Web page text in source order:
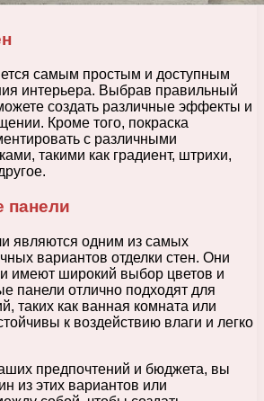
самым простым и доступным
интерьера. Выбрав правильный
создать различные эффекты и
Кроме того, покраска
с различными
такими как градиент, штрихи,
панели
являются одним из самых
вариантов отделки стен. Они
имеют широкий выбор цветов и
панели отлично подходят для
таких как ванная комната или
к воздействию влаги и легко
предпочтений и бюджета, вы
из этих вариантов или